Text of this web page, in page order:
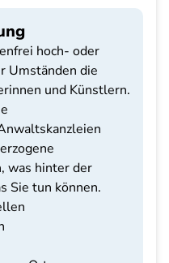
hoch- oder
Umständen die
und Künstlern.
was hinter der
Sie tun können.